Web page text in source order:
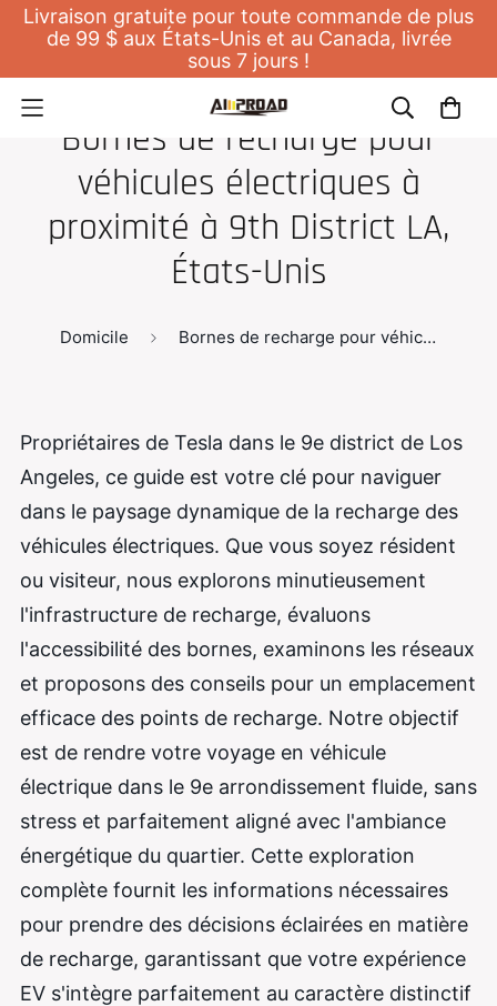
Livraison gratuite pour toute commande de plus
de 99 $ aux États-Unis et au Canada, livrée
sous 7 jours !
Bornes de recharge pour
véhicules électriques à
proximité à 9th District LA,
États-Unis
Domicile Bornes de recharge pour véhicules électriques à proximité à 9th District LA, États-Unis
Propriétaires de Tesla dans le 9e district de Los
Angeles, ce guide est votre clé pour naviguer
dans le paysage dynamique de la recharge des
véhicules électriques. Que vous soyez résident
ou visiteur, nous explorons minutieusement
l'infrastructure de recharge, évaluons
l'accessibilité des bornes, examinons les réseaux
et proposons des conseils pour un emplacement
efficace des points de recharge. Notre objectif
est de rendre votre voyage en véhicule
électrique dans le 9e arrondissement fluide, sans
stress et parfaitement aligné avec l'ambiance
énergétique du quartier. Cette exploration
complète fournit les informations nécessaires
pour prendre des décisions éclairées en matière
de recharge, garantissant que votre expérience
EV s'intègre parfaitement au caractère distinctif